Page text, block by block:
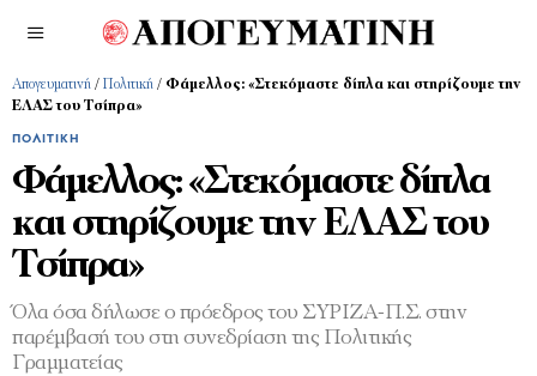
Απογευματινή / Πολιτική / Φάμελλος: «Στεκόμαστε δίπλα και στηρίζουμε την
ΕΛΑΣ του Τσίπρα»
ΠΟΛΙΤΙΚΉ
Φάμελλος: «Στεκόμαστε δίπλα
και στηρίζουμε την ΕΛΑΣ του
Τσίπρα»
Όλα όσα δήλωσε ο πρόεδρος του ΣΥΡΙΖΑ-Π.Σ. στην
παρέμβασή του στη συνεδρίαση της Πολιτικής
Γραμματείας